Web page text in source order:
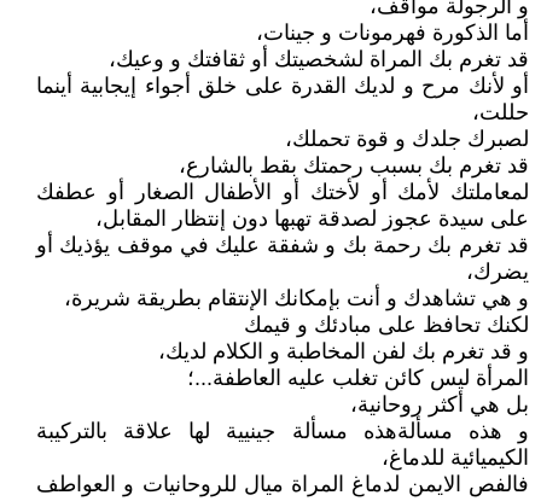
و الرجولة مواقف،
أما الذكورة فهرمونات و جينات،
قد تغرم بك المراة لشخصيتك أو ثقافتك و وعيك،
أو لأنك مرح و لديك القدرة على خلق أجواء إيجابية أينما
حللت،
لصبرك جلدك و قوة تحملك،
قد تغرم بك بسبب رحمتك بقط بالشارع،
لمعاملتك لأمك أو لأختك أو الأطفال الصغار أو عطفك
على سيدة عجوز لصدقة تهبها دون إنتظار المقابل،
قد تغرم بك رحمة بك و شفقة عليك في موقف يؤذيك أو
يضرك،
و هي تشاهدك و أنت بإمكانك الإنتقام بطريقة شريرة،
لكنك تحافظ على مبادئك و قيمك
و قد تغرم بك لفن المخاطبة و الكلام لديك،
المرأة ليس كائن تغلب عليه العاطفة...؛
بل هي أكثر روحانية،
و هذه مسألةهذه مسألة جينيية لها علاقة بالتركيبة
الكيميائية للدماغ،
فالفص الايمن لدماغ المراة ميال للروحانيات و العواطف